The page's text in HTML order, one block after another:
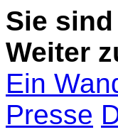
Sie
Weiter
Ein
Presse